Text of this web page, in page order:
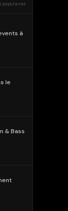
populaires
à
le
& Bass